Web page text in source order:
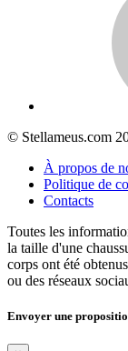
© Stellameus.com
À propos de
Politique de
Contacts
Toutes les
la taille d'une
corps ont été
ou des réseaux
Envoyer une